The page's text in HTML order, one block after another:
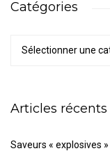
Catégories
Sélectionner une
Articles récents
Saveurs « explosives